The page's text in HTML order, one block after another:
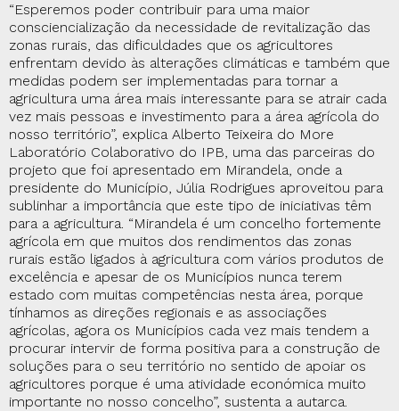
“Esperemos poder contribuir para uma maior
consciencialização da necessidade de revitalização das
zonas rurais, das dificuldades que os agricultores
enfrentam devido às alterações climáticas e também que
medidas podem ser implementadas para tornar a
agricultura uma área mais interessante para se atrair cada
vez mais pessoas e investimento para a área agrícola do
nosso território”, explica Alberto Teixeira do More
Laboratório Colaborativo do IPB, uma das parceiras do
projeto que foi apresentado em Mirandela, onde a
presidente do Município, Júlia Rodrigues aproveitou para
sublinhar a importância que este tipo de iniciativas têm
para a agricultura. “Mirandela é um concelho fortemente
agrícola em que muitos dos rendimentos das zonas
rurais estão ligados à agricultura com vários produtos de
excelência e apesar de os Municípios nunca terem
estado com muitas competências nesta área, porque
tínhamos as direções regionais e as associações
agrícolas, agora os Municípios cada vez mais tendem a
procurar intervir de forma positiva para a construção de
soluções para o seu território no sentido de apoiar os
agricultores porque é uma atividade económica muito
importante no nosso concelho”, sustenta a autarca.